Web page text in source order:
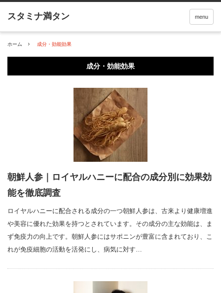
menu
ホーム 成分・効能効果
成分・効能効果
朝鮮人参｜ロイヤルハニーに配合の成分別に効果効
能を徹底調査
ロイヤルハニーに配合される成分の一つ朝鮮人参は、古来より健康増進
や美容に優れた効果を持つとされています。その成分の主な効能は、ま
ず免疫力の向上です。朝鮮人参にはサポニンが豊富に含まれており、こ
れが免疫細胞の活動を活発にし、病気に対す…